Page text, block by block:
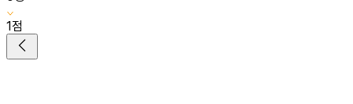
1점